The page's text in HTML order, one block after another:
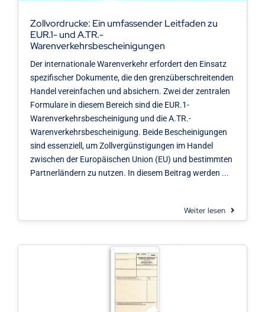
Zollvordrucke: Ein umfassender Leitfaden zu
EUR.1- und A.TR.-
Warenverkehrsbescheinigungen
Der internationale Warenverkehr erfordert den Einsatz
spezifischer Dokumente, die den grenzüberschreitenden
Handel vereinfachen und absichern. Zwei der zentralen
Formulare in diesem Bereich sind die EUR.1-
Warenverkehrsbescheinigung und die A.TR.-
Warenverkehrsbescheinigung. Beide Bescheinigungen
sind essenziell, um Zollvergünstigungen im Handel
zwischen der Europäischen Union (EU) und bestimmten
Partnerländern zu nutzen. In diesem Beitrag werden ...
Weiter lesen